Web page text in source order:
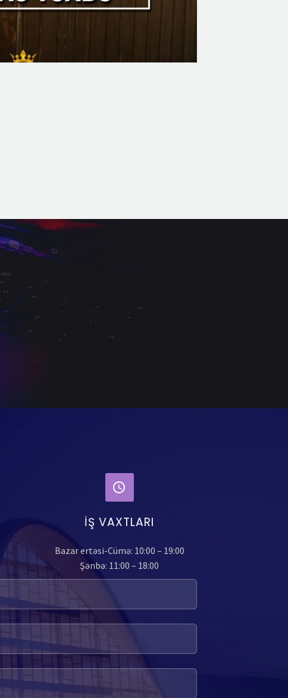
İŞ VAXTLARI
Bazar ertəsi-Cümə: 10:00 – 19:00
Şənbə: 11:00 – 18:00